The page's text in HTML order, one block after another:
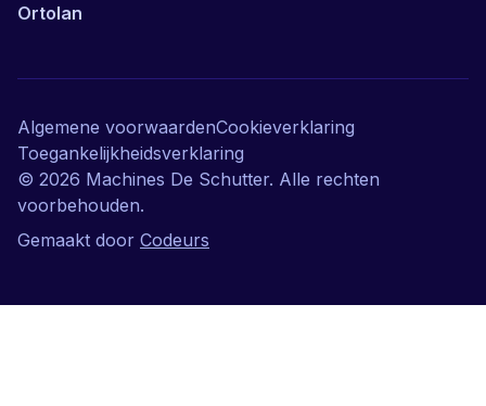
Ortolan
© 2026 Machines De Schutter. Alle rechten
voorbehouden.
Gemaakt door Codeurs
Algemene voorwaardenCookieverklaring
Toegankelijkheidsverklaring